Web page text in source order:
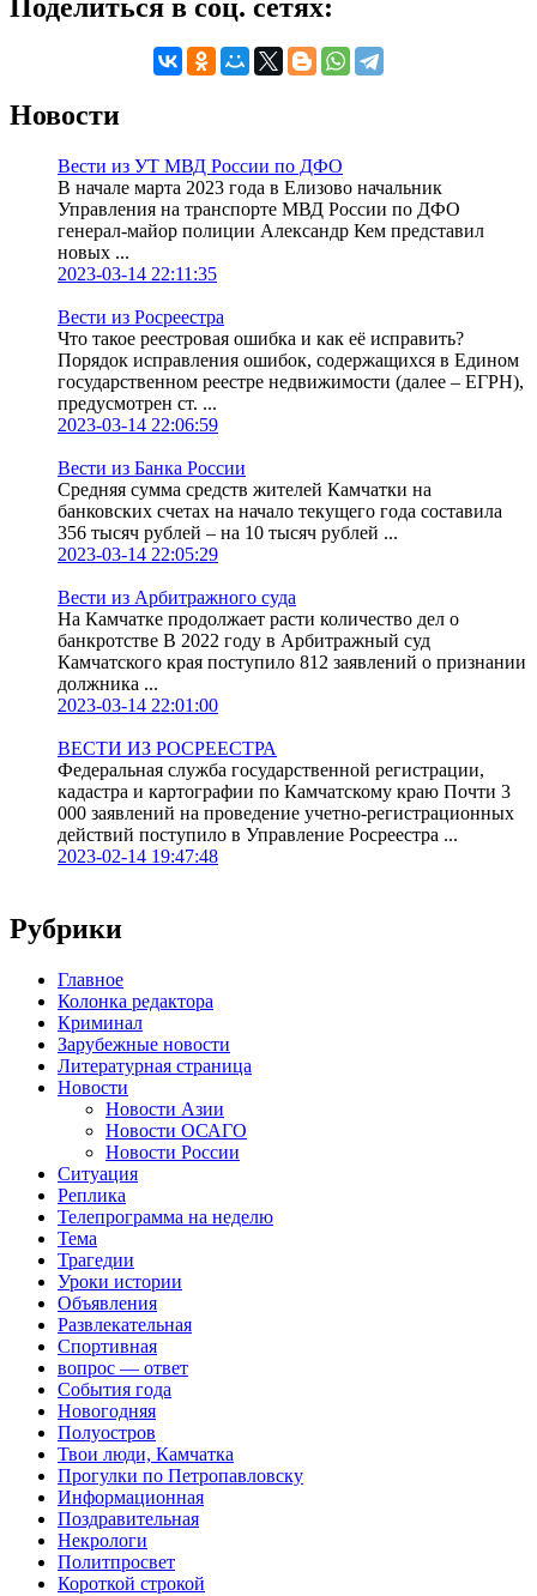
Поделиться в соц. сетях:
Новости
Вести из УТ МВД России по ДФО
В начале марта 2023 года в Елизово начальник
Управления на транспорте МВД России по ДФО
генерал-майор полиции Александр Кем представил
новых ...
2023-03-14 22:11:35
Вести из Росреестра
Что такое реестровая ошибка и как её исправить?
Порядок исправления ошибок, содержащихся в Едином
государственном реестре недвижимости (далее – ЕГРН),
предусмотрен ст. ...
2023-03-14 22:06:59
Вести из Банка России
Средняя сумма средств жителей Камчатки на
банковских счетах на начало текущего года составила
356 тысяч рублей – на 10 тысяч рублей ...
2023-03-14 22:05:29
Вести из Арбитражного суда
На Камчатке продолжает расти количество дел о
банкротстве В 2022 году в Арбитражный суд
Камчатского края поступило 812 заявлений о признании
должника ...
2023-03-14 22:01:00
ВЕСТИ ИЗ РОСРЕЕСТРА
Федеральная служба государственной регистрации,
кадастра и картографии по Камчатскому краю Почти 3
000 заявлений на проведение учетно-регистрационных
действий поступило в Управление Росреестра ...
2023-02-14 19:47:48
Рубрики
Главное
Колонка редактора
Криминал
Зарубежные новости
Литературная страница
Новости
Новости Азии
Новости ОСАГО
Новости России
Ситуация
Реплика
Телепрограмма на неделю
Тема
Трагедии
Уроки истории
Объявления
Развлекательная
Спортивная
вопрос — ответ
События года
Новогодняя
Полуостров
Твои люди, Камчатка
Прогулки по Петропавловску
Информационная
Поздравительная
Некрологи
Политпросвет
Короткой строкой